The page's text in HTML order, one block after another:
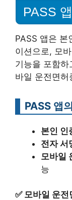
PASS
PASS 앱은 본
이션으로, 모
기능을 포함하
바일 운전면
PASS 앱
본인 인
전자 서
모바일
능
✅ 모바일 운전